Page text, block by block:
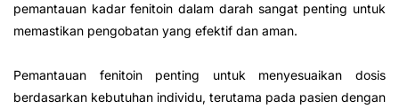
pemantauan kadar fenitoin dalam darah sangat penting untuk
memastikan pengobatan yang efektif dan aman.
Pemantauan fenitoin penting untuk menyesuaikan dosis
berdasarkan kebutuhan individu, terutama pada pasien dengan